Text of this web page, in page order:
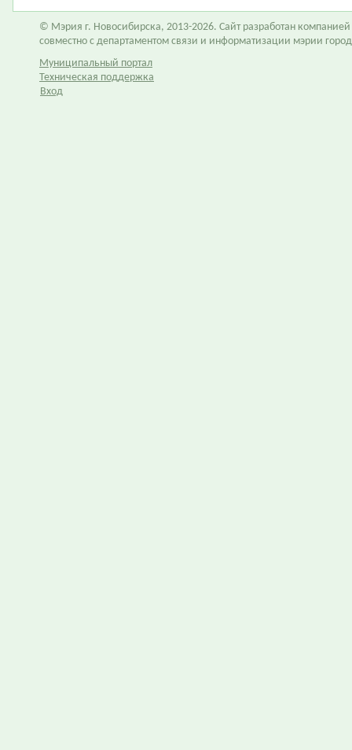
© Мэрия г. Новосибирска, 2013-2026. Сайт разработан компанией
совместно с департаментом связи и информатизации мэрии
Муниципальный портал
Техническая поддержка
Вход